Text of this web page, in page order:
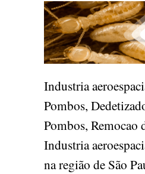
Industria
Pombos,
Pombos, Remocao
Industria
na região de São